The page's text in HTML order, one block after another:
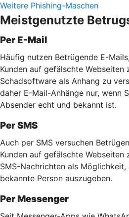
Weitere Phishing-Maschen
Meistgenutzte
Per E-Mail
Häufig nutzen Betrügende E-
Kunden auf gefälschte Webseiten
Schadsoftware als Anhang zu
daher E-Mail-Anhänge nur, wenn
Absender echt und bekannt ist.
Per SMS
Auch per SMS versuchen
Kunden auf gefälschte Webseiten
SMS-Nachrichten als
bekannte Person auszugeben.
Per Messenger